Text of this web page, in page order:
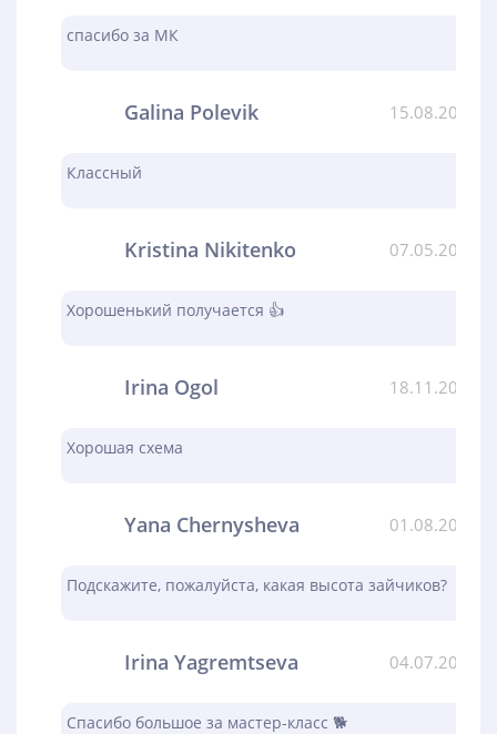
спасибо за МК
Galina Polevik 15.08.2024
Классный
Kristina Nikitenko 07.05.2024
Хорошенький получается 👍
Irina Ogol 18.11.2023
Хорошая схема
Yana Chernysheva 01.08.2023
Подскажите, пожалуйста, какая высота зайчиков?
Irina Yagremtseva 04.07.2023
Спасибо большое за мастер-класс 🐕